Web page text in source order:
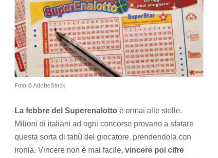
Foto © AdobeStock
La febbre del Superenalotto è ormai alle stelle.
Milioni di italiani ad ogni concorso provano a sfatare
questa sorta di tabù del giocatore, prendendola con
ironia. Vincere non è mai facile, vincere poi cifre